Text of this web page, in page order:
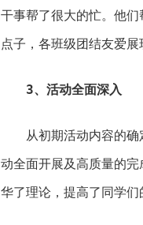
干事帮了很大的忙。他
点子，各班级团结友爱
3、活动全面深入
从初期活动内容的
动全面开展及高质量的
华了理论，提高了同学们